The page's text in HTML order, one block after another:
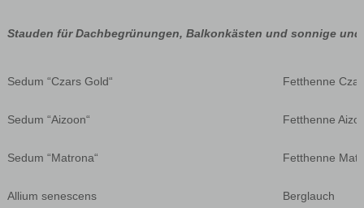
Stauden für Dachbegrünungen, Balkonkästen und sonnige und
Sedum “Czars Gold“ Fetthenne
Sedum “Aizoon“ Fetthenne
Sedum “Matrona“ Fetthenne
Allium senescens Berglauch